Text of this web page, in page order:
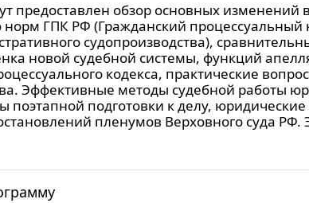
предоставлен обзор основных
ГПК РФ (Гражданский
судопроизводства),
новой судебной системы, функций
кодекса, практические
Эффективные методы судебной работы
поэтапной подготовки к делу,
пленумов Верховного суда